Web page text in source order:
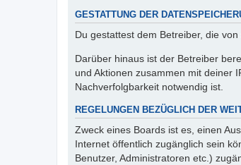
GESTATTUNG DER
Du gestattest dem Betreiber, die
Darüber hinaus ist der Betreiber
und Aktionen zusammen mit deiner
Nachverfolgbarkeit notwendig ist.
REGELUNGEN BEZÜGLICH DER
Zweck eines Boards ist es, einen
Internet öffentlich zugänglich sein
Benutzer, Administratoren etc.)